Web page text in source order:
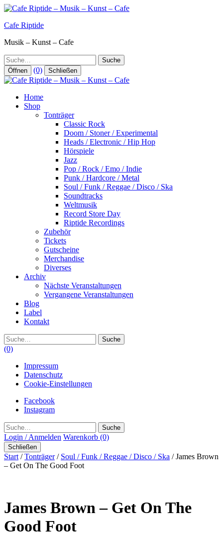
Zum
springen
Cafe Riptide
Musik – Kunst – Cafe
Suche
Öffnen (0) Schließen
Home
Shop
Tonträger
Classic Rock
Doom / Stoner / Experimental
Heads / Electronic / Hip Hop
Hörspiele
Jazz
Pop / Rock / Emo / Indie
Punk / Hardcore / Metal
Soul / Funk / Reggae / Disco / Ska
Soundtracks
Weltmusik
Record Store Day
Riptide Recordings
Zubehör
Tickets
Gutscheine
Merchandise
Diverses
Archiv
Nächste Veranstaltungen
Vergangene Veranstaltungen
Blog
Label
Kontakt
Suche
(0)
Impressum
Datenschutz
Cookie-Einstellungen
Facebook
Instagram
Suche
Login / Anmelden Warenkorb (0)
Schließen
Start /Tonträger/ Soul / Funk / Reggae / Disco / Ska / James Brown
– Get On The Good Foot
James Brown – Get On The
Good Foot